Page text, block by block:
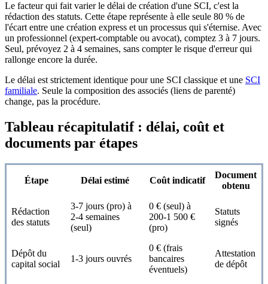
Le facteur qui fait varier le délai de création d'une SCI, c'est la
rédaction des statuts. Cette étape représente à elle seule 80 % de
l'écart entre une création express et un processus qui s'éternise. Avec
un professionnel (expert-comptable ou avocat), comptez 3 à 7 jours.
Seul, prévoyez 2 à 4 semaines, sans compter le risque d'erreur qui
rallonge encore la durée.
Le délai est strictement identique pour une SCI classique et une SCI
familiale. Seule la composition des associés (liens de parenté)
change, pas la procédure.
Tableau récapitulatif : délai, coût et
documents par étapes
Étape Délai estimé Coût indicatif
Document
obtenu
Rédaction
des statuts
3-7 jours (pro) à
2-4 semaines
(seul)
0 € (seul) à
200-1 500 €
(pro)
Statuts
signés
Dépôt du
capital social
1-3 jours ouvrés
0 € (frais
bancaires
éventuels)
Attestation
de dépôt